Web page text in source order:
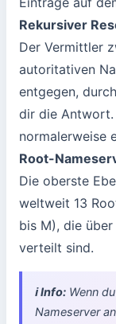
Rekursiver
Der Vermittler
autoritativen
entgegen,
dir die
normalerweise
Root-
Die oberste
weltweit 13
bis M), die
verteilt sind.
ℹ️ Info: Wenn
Nameserver